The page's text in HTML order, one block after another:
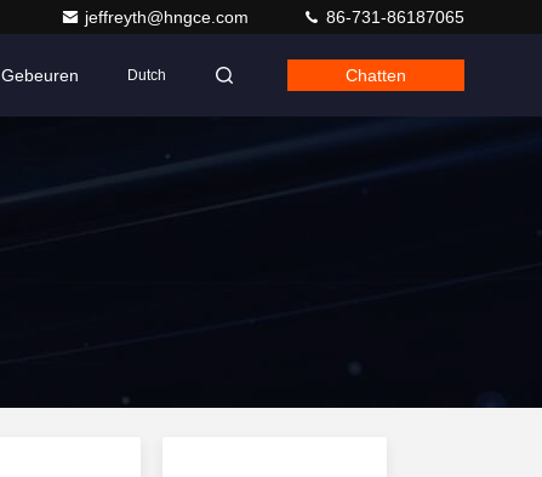
jeffreyth@hngce.com 86-731-86187065
Gebeuren Dutch Chatten